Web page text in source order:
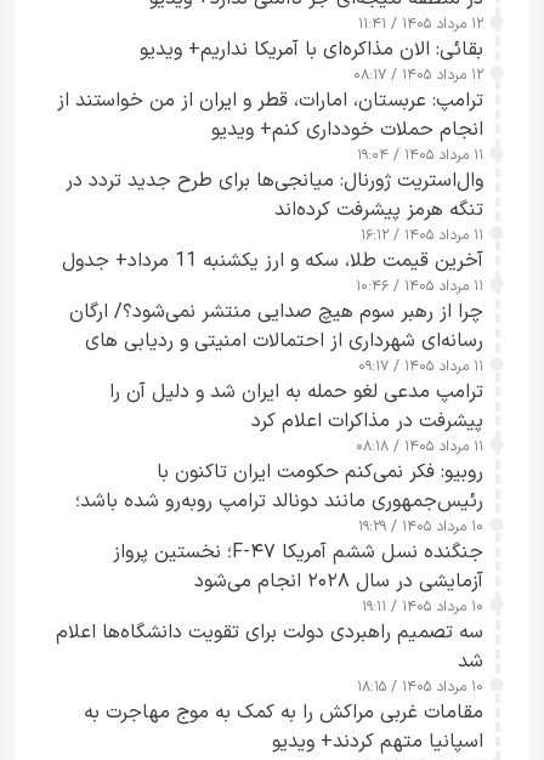
۱۲ مرداد ۱۴۰۵ / ۱۱:۴۱
بقائی: الان مذاکره‌ای با آمریکا نداریم+ ویدیو
۱۲ مرداد ۱۴۰۵ / ۰۸:۱۷
ترامپ: عربستان، امارات، قطر و ایران از من خواستند از
انجام حملات خودداری کنم+ ویدیو
۱۱ مرداد ۱۴۰۵ / ۱۹:۰۴
وال‌استریت ژورنال: میانجی‌ها برای طرح جدید تردد در
تنگه هرمز پیشرفت کرده‌اند
۱۱ مرداد ۱۴۰۵ / ۱۶:۱۲
آخرین قیمت طلا، سکه و ارز یکشنبه 11 مرداد+ جدول
۱۱ مرداد ۱۴۰۵ / ۱۰:۴۶
چرا از رهبر سوم هیچ صدایی منتشر نمی‌شود؟/ ارگان
رسانه‌ای شهرداری از احتمالات امنیتی و ردیابی های
جاسوسی گفت
۱۱ مرداد ۱۴۰۵ / ۰۹:۱۷
ترامپ مدعی لغو حمله به ایران شد و دلیل آن را
پیشرفت در مذاکرات اعلام کرد
۱۱ مرداد ۱۴۰۵ / ۰۸:۱۸
روبیو: فکر نمی‌کنم حکومت ایران تاکنون با
رئیس‌جمهوری مانند دونالد ترامپ روبه‌رو شده باشد؛
کسی که واقعاً دست به اقدام می‌زند
۱۰ مرداد ۱۴۰۵ / ۱۹:۲۹
جنگنده نسل ششم آمریکا F-۴۷؛ نخستین پرواز
آزمایشی در سال ۲۰۲۸ انجام می‌شود
۱۰ مرداد ۱۴۰۵ / ۱۹:۱۱
سه تصمیم راهبردی دولت برای تقویت دانشگاه‌ها اعلام
شد
۱۰ مرداد ۱۴۰۵ / ۱۸:۱۵
مقامات غربی مراکش را به کمک به موج مهاجرت به
اسپانیا متهم کردند+ ویدیو